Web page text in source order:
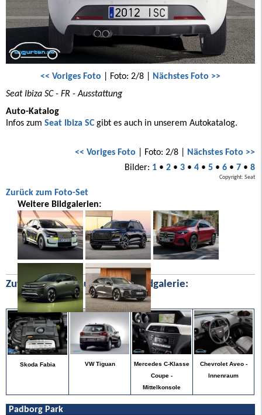
<< Voriges Foto | Foto: 2/8 | Nächstes Foto >>
Seat Ibiza SC - FR - Ausstattung
Auto-Katalog
Infos zum Seat Ibiza SC gibt es auch in unserem Autokatalog.
<< Voriges Foto | Foto: 2/8 | Nächstes Foto >>
Bilder: 1• 2• 3• 4• 5• 6• 7• 8
Copyright: Seat
Zurück zum Foto-Set
Weitere Bildgalerien:
Zufällige Bilder aus unserer Bildgalerie:
Skoda Fabia VW Tiguan
Mercedes C-Klasse
Coupe -
Mittelkonsole
Chevrolet Aveo -
Innenraum
Padborg Park